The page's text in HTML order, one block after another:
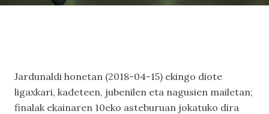
Jardunaldi honetan (2018-04-15) ekingo diote
ligaxkari, kadeteen, jubenilen eta nagusien mailetan;
finalak ekainaren 10eko asteburuan jokatuko dira